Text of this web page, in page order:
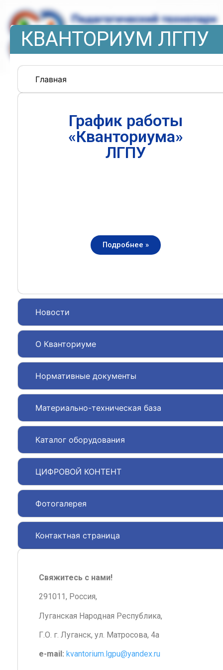
КВАНТОРИУМ ЛГПУ
Главная
Новости
О Кванториуме
Нормативные документы
Материально-техническая база
Каталог оборудования
ЦИФРОВОЙ КОНТЕНТ
Фотогалерея
Контактная страница
График работы
«Кванториума»
ЛГПУ
Подробнее »
Свяжитесь с нами!
291011, Россия,
Луганская Народная Республика,
Г.О. г. Луганск, ул. Матросова, 4а
e-mail: kvantorium.lgpu@yandex.ru